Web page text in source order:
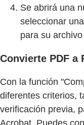
Se abrirá una
seleccionar
para su
Convierte PDF a
Con la función
diferentes criterios,
verificación previa,